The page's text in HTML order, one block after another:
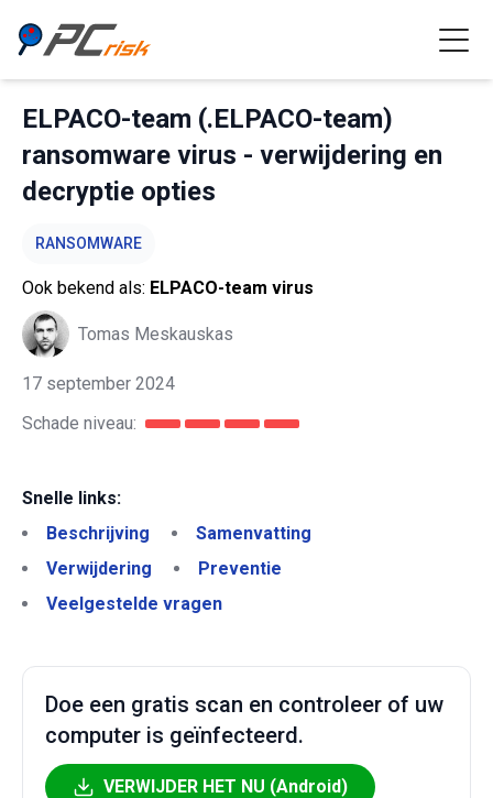
ELPACO-team (.ELPACO-team)
ransomware virus - verwijdering en
decryptie opties
RANSOMWARE
Ook bekend als: ELPACO-team virus
Tomas Meskauskas
17 september 2024
Schade niveau:
Snelle links:
Beschrijving
Samenvatting
Verwijdering
Preventie
Veelgestelde vragen
Doe een gratis scan en controleer of uw
computer is geïnfecteerd.
VERWIJDER HET NU (Android)